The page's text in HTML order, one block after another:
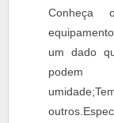
Conheça
um dado